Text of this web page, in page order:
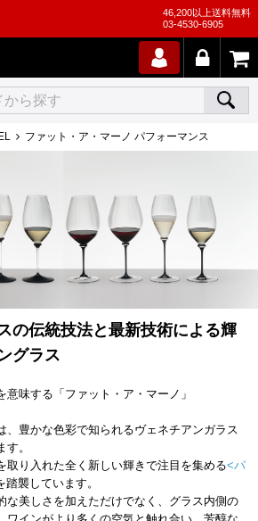
46,200以上送料無料
03-4530-6905
ファット・ア・マーノ パフォーマンス
の伝統技法と最新技術による輝
グラス
味する「ファット・ア・マーノ」
、豊かな色彩で知られるヴェネチアンガラス
。
取り入れた全く新しい輝きで注目を集める<パ
踏襲しています。
な美しさを加えただけでなく、グラス内側の